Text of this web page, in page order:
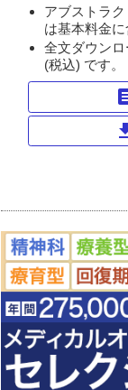
アブストラ
は基本料金に
全文ダウン
(税込) です。